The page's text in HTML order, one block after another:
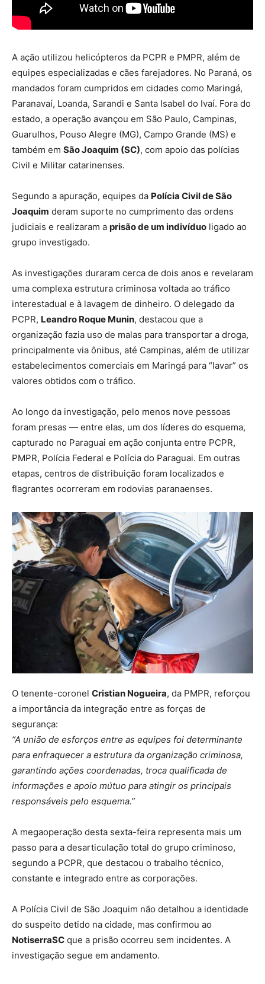
A ação utilizou helicópteros da PCPR e PMPR, além de
equipes especializadas e cães farejadores. No Paraná, os
mandados foram cumpridos em cidades como Maringá,
Paranavaí, Loanda, Sarandi e Santa Isabel do Ivaí. Fora do
estado, a operação avançou em São Paulo, Campinas,
Guarulhos, Pouso Alegre (MG), Campo Grande (MS) e
também em São Joaquim (SC), com apoio das polícias
Civil e Militar catarinenses.
Segundo a apuração, equipes da Polícia Civil de São
Joaquim deram suporte no cumprimento das ordens
judiciais e realizaram a prisão de um indivíduo ligado ao
grupo investigado.
As investigações duraram cerca de dois anos e revelaram
uma complexa estrutura criminosa voltada ao tráfico
interestadual e à lavagem de dinheiro. O delegado da
PCPR, Leandro Roque Munin, destacou que a
organização fazia uso de malas para transportar a droga,
principalmente via ônibus, até Campinas, além de utilizar
estabelecimentos comerciais em Maringá para “lavar” os
valores obtidos com o tráfico.
Ao longo da investigação, pelo menos nove pessoas
foram presas — entre elas, um dos líderes do esquema,
capturado no Paraguai em ação conjunta entre PCPR,
PMPR, Polícia Federal e Polícia do Paraguai. Em outras
etapas, centros de distribuição foram localizados e
flagrantes ocorreram em rodovias paranaenses.
O tenente-coronel Cristian Nogueira, da PMPR, reforçou
a importância da integração entre as forças de
segurança:
“A união de esforços entre as equipes foi determinante
para enfraquecer a estrutura da organização criminosa,
garantindo ações coordenadas, troca qualificada de
informações e apoio mútuo para atingir os principais
responsáveis pelo esquema.”
A megaoperação desta sexta-feira representa mais um
passo para a desarticulação total do grupo criminoso,
segundo a PCPR, que destacou o trabalho técnico,
constante e integrado entre as corporações.
A Polícia Civil de São Joaquim não detalhou a identidade
do suspeito detido na cidade, mas confirmou ao
NotiserraSC que a prisão ocorreu sem incidentes. A
investigação segue em andamento.